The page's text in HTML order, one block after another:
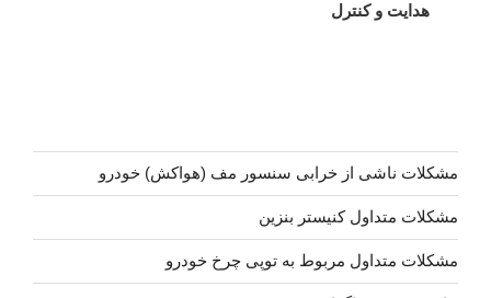
هدایت و کنترل
مشکلات ناشی از خرابی سنسور مف (هواکش) خودرو
مشکلات متداول کنیستر بنزین
مشکلات متداول مربوط به توپی چرخ خودرو